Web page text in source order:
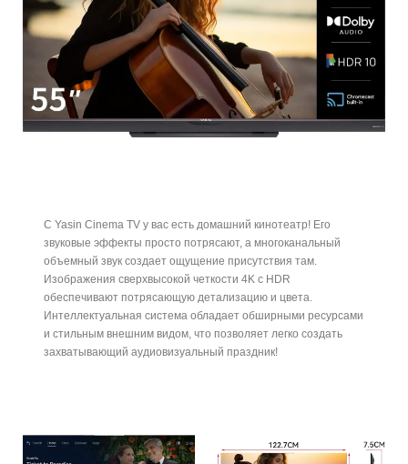
С Yasin Cinema TV у вас есть домашний кинотеатр! Его
звуковые эффекты просто потрясают, а многоканальный
объемный звук создает ощущение присутствия там.
Изображения сверхвысокой четкости 4K с HDR
обеспечивают потрясающую детализацию и цвета.
Интеллектуальная система обладает обширными ресурсами
и стильным внешним видом, что позволяет легко создать
захватывающий аудиовизуальный праздник!